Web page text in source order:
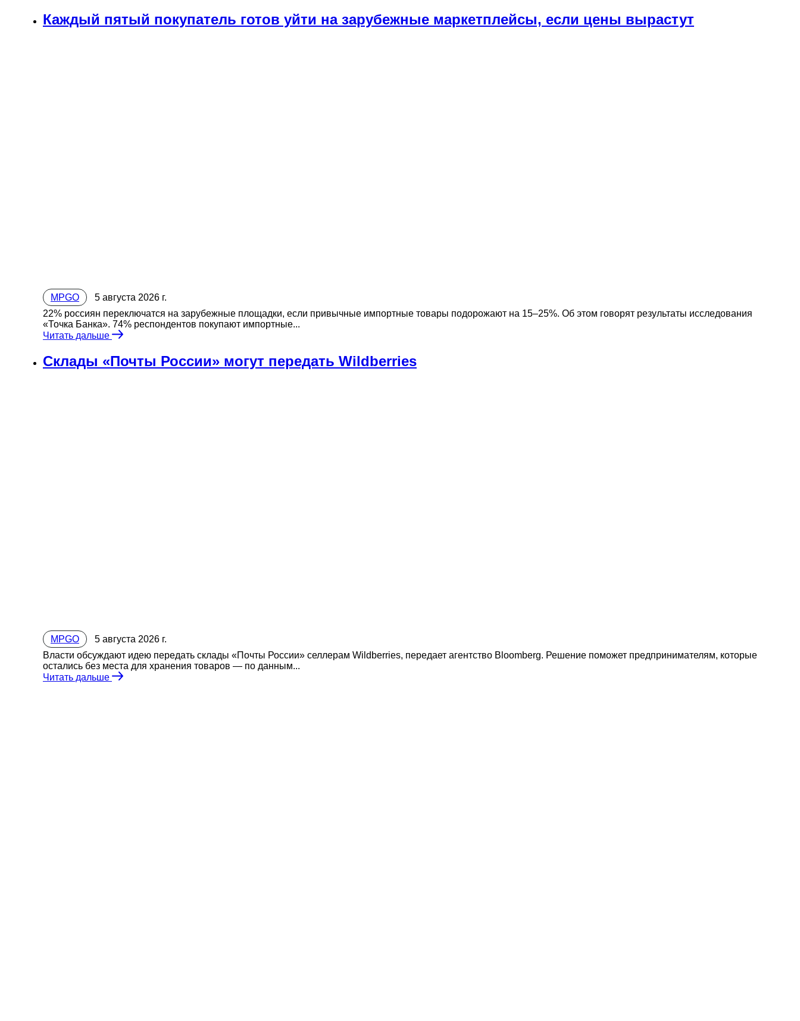
Каждый пятый покупатель готов уйти на зарубежные маркетплейсы, если цены вырастут
MPGO
5 августа 2026 г.
22% россиян переключатся на зарубежные площадки, если привычные импортные товары подорожают на 15–25%. Об этом говорят результаты исследования
«Точка Банка». 74% респондентов покупают импортные...
Читать дальше
Склады «Почты России» могут передать Wildberries
MPGO
5 августа 2026 г.
Власти обсуждают идею передать склады «Почты России» селлерам Wildberries, передает агентство Bloomberg. Решение поможет предпринимателям, которые
остались без места для хранения товаров — по данным...
Читать дальше